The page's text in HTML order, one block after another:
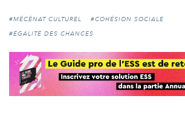
#MÉCÉNAT CULTUREL
#COHÉSION SOCIALE
#ÉGALITÉ DES CHANCES